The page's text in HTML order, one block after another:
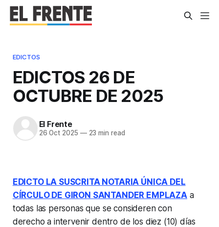
EDICTOS
EDICTOS 26 DE
OCTUBRE DE 2025
El Frente
26 Oct 2025 —23 min read
EDICTO LA SUSCRITA NOTARIA ÚNICA DEL
CÍRCULO DE GIRON SANTANDER EMPLAZAa
todas las personas que se consideren con
derecho a intervenir dentro de los diez (10) días